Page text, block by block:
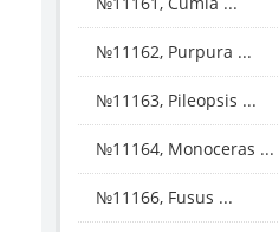
№11162, Purpura ...
№11163, Pileopsis ...
№11164, Monoceras ...
№11166, Fusus ...